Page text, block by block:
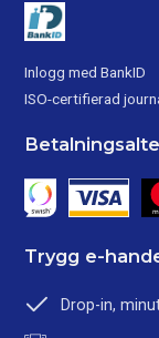
Inlogg med BankID
ISO-certifierad
Trygg e-
Drop-in,